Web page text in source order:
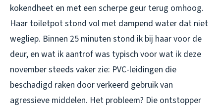
kokendheet en met een scherpe geur terug omhoog.
Haar toiletpot stond vol met dampend water dat niet
wegliep. Binnen 25 minuten stond ik bij haar voor de
deur, en wat ik aantrof was typisch voor wat ik deze
november steeds vaker zie: PVC-leidingen die
beschadigd raken door verkeerd gebruik van
agressieve middelen. Het probleem? Die ontstopper